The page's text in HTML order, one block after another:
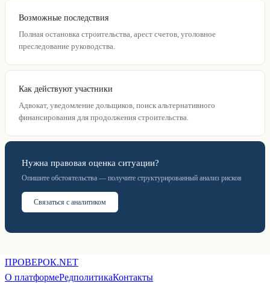
Возможные последствия
Полная остановка строительства, арест счетов, уголовное
преследование руководства.
Как действуют участники
Адвокат, уведомление дольщиков, поиск альтернативного
финансирования для продолжения строительства.
Нужна правовая оценка ситуации?
Опишите обстоятельства — получите структурированный анализ рисков
Связаться с аналитиком
ПРОВЕРОК.NET
О платформеРедполитикаКонтакты